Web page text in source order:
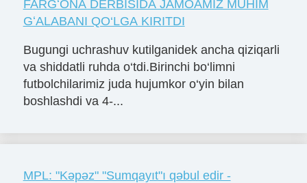
FARGʻONA DERBISIDA JAMOAMIZ MUHIM
GʻALABANI QO‘LGA KIRITDI
Bugungi uchrashuv kutilganidek ancha qiziqarli
va shiddatli ruhda o‘tdi.Birinchi bo‘limni
futbolchilarimiz juda hujumkor o‘yin bilan
boshlashdi va 4-...
MPL: "Kəpəz" "Sumqayıt"ı qəbul edir -